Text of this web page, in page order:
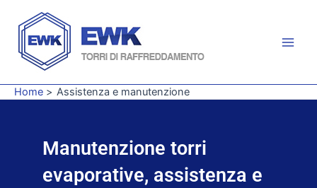
contenuto
Home Assistenza e manutenzione
Manutenzione torri
evaporative, assistenza e